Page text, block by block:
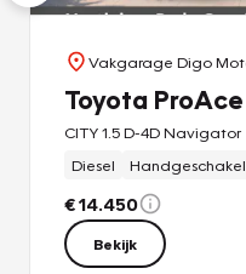
Vakgarage Digo
Toyota ProAce
CITY 1.5 D-4D Navigator
Diesel
€ 14.450
Bekijk